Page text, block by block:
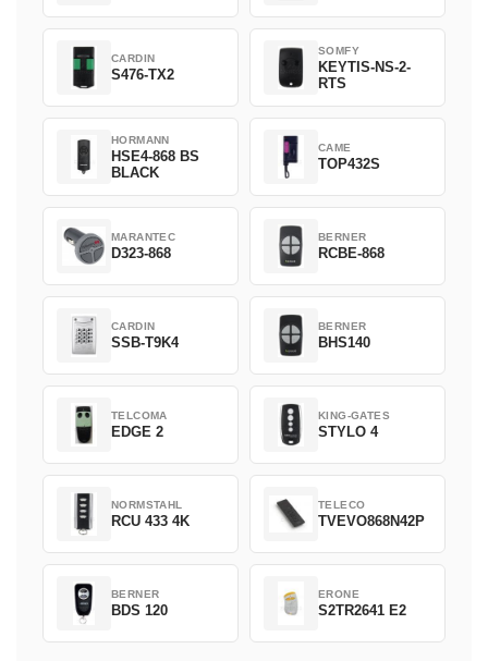
CARDIN
S476-TX2
SOMFY
KEYTIS-NS-2-
RTS
HORMANN
HSE4-868 BS
BLACK
CAME
TOP432S
MARANTEC
D323-868
BERNER
RCBE-868
CARDIN
SSB-T9K4
BERNER
BHS140
TELCOMA
EDGE 2
KING-GATES
STYLO 4
NORMSTAHL
RCU 433 4K
TELECO
TVEVO868N42P
BERNER
BDS 120
ERONE
S2TR2641 E2